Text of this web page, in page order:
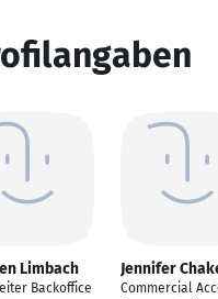
Limbach
Backoffice
Jennifer
Commercial